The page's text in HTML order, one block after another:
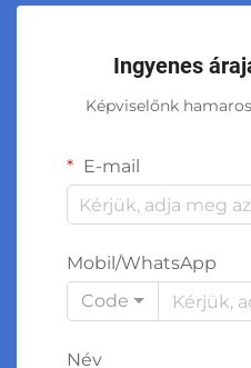
Ingyenes
Képviselőnk
E-mail
Mobil/WhatsApp
Code
Név